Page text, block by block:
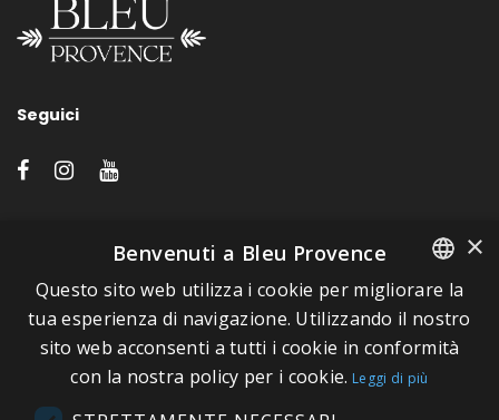
Seguici
A proposito di Bleu Provence
Informazioni legali
Condizioni di vendita
Contatti
FRENCH
ITALIAN
GERMAN
×
Benvenuti a Bleu Provence
Questo sito web utilizza i cookie per migliorare la
tua esperienza di navigazione. Utilizzando il nostro
sito web acconsenti a tutti i cookie in conformità
con la nostra policy per i cookie. Leggi di più